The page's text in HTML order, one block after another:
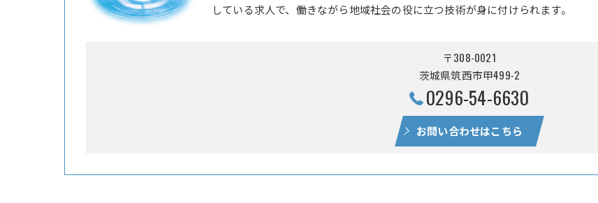
している求人で、働きながら地域社会の役に立つ技術が身に付けられます。
〒308-0021
茨城県筑西市甲499-2
0296-54-6630
お問い合わせはこちら